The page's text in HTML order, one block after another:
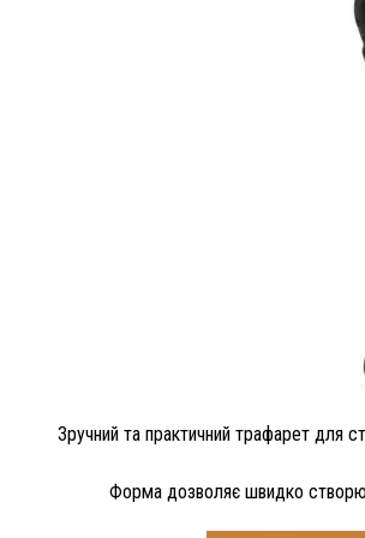
Зручний та практичний трафарет для
Форма дозволяє швидко